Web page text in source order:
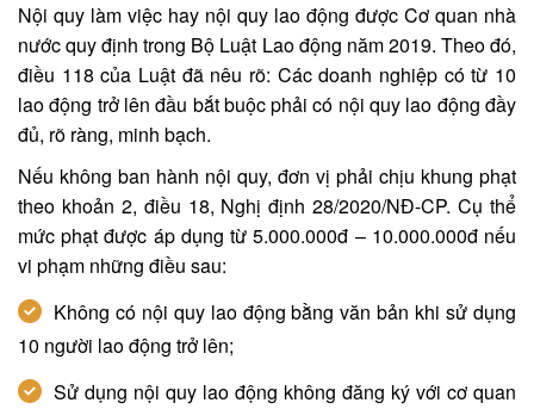
Nội quy làm việc hay nội quy lao động được Cơ quan nhà
nước quy định trong Bộ Luật Lao động năm 2019. Theo đó,
điều 118 của Luật đã nêu rõ: Các doanh nghiệp có từ 10
lao động trở lên đầu bắt buộc phải có nội quy lao động đầy
đủ, rõ ràng, minh bạch.
Nếu không ban hành nội quy, đơn vị phải chịu khung phạt
theo khoản 2, điều 18, Nghị định 28/2020/NĐ-CP. Cụ thể
mức phạt được áp dụng từ 5.000.000đ – 10.000.000đ nếu
vi phạm những điều sau:
Không có nội quy lao động bằng văn bản khi sử dụng
10 người lao động trở lên;
Sử dụng nội quy lao động không đăng ký với cơ quan